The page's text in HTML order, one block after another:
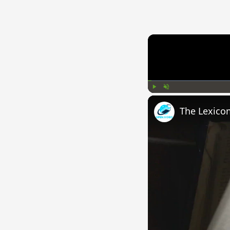
The